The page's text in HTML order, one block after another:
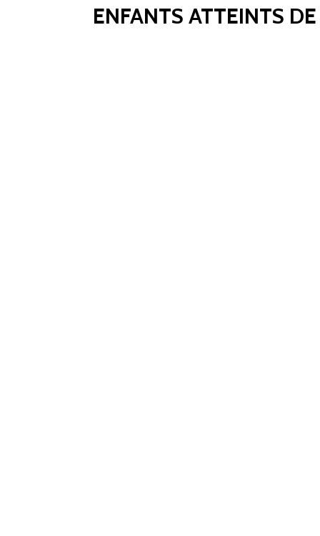
ENFANTS ATTEINTS